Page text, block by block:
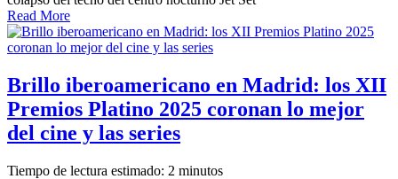
Read More
Brillo iberoamericano en Madrid: los XII
Premios Platino 2025 coronan lo mejor
del cine y las series
Tiempo de lectura estimado: 2 minutos